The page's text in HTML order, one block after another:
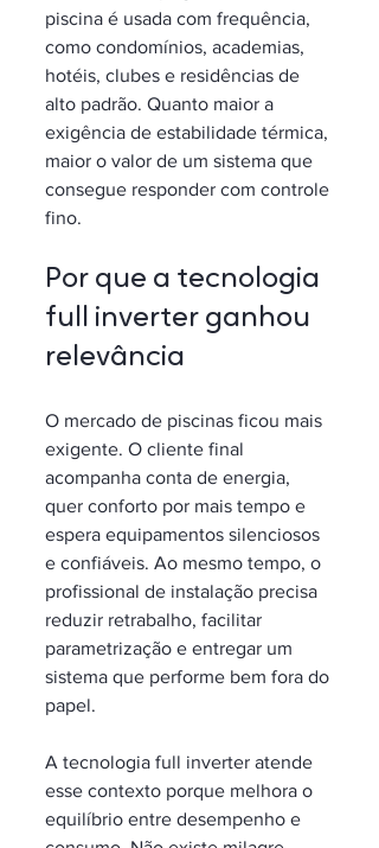
piscina é usada com frequência,
como condomínios, academias,
hotéis, clubes e residências de
alto padrão. Quanto maior a
exigência de estabilidade térmica,
maior o valor de um sistema que
consegue responder com controle
fino.
Por que a tecnologia
full inverter ganhou
relevância
O mercado de piscinas ficou mais
exigente. O cliente final
acompanha conta de energia,
quer conforto por mais tempo e
espera equipamentos silenciosos
e confiáveis. Ao mesmo tempo, o
profissional de instalação precisa
reduzir retrabalho, facilitar
parametrização e entregar um
sistema que performe bem fora do
papel.
A tecnologia full inverter atende
esse contexto porque melhora o
equilíbrio entre desempenho e